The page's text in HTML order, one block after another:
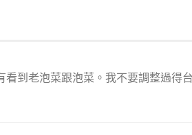
到老泡菜跟泡菜。我不要調整過得